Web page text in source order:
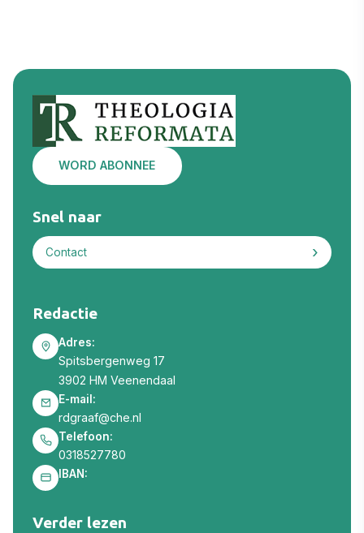
WORD ABONNEE
Snel naar
Contact
Redactie
Adres:
Spitsbergenweg 17
3902 HM Veenendaal
E-mail:
rdgraaf@che.nl
Telefoon:
0318527780
IBAN:
Verder lezen